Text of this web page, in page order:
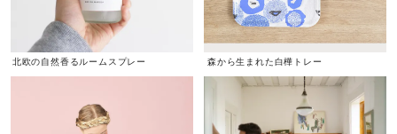
北欧の自然香るルームスプレー 森から生まれた白樺トレー